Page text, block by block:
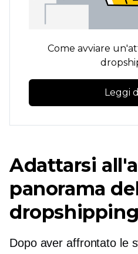
Come avviare
Leggi
Adattarsi
panorama
dropshipping
Dopo aver affrontato le